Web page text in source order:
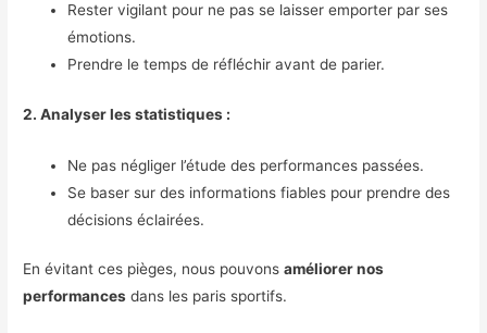
Rester vigilant pour ne pas se laisser emporter par ses
émotions.
Prendre le temps de réfléchir avant de parier.
2. Analyser les statistiques :
Ne pas négliger l’étude des performances passées.
Se baser sur des informations fiables pour prendre des
décisions éclairées.
En évitant ces pièges, nous pouvonsaméliorer nos
performances dans les paris sportifs.